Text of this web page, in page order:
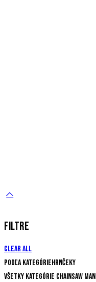
FILTRE
Clear all
Podľa kategórieHrnčeky
Všetky kategórie Chainsaw Man